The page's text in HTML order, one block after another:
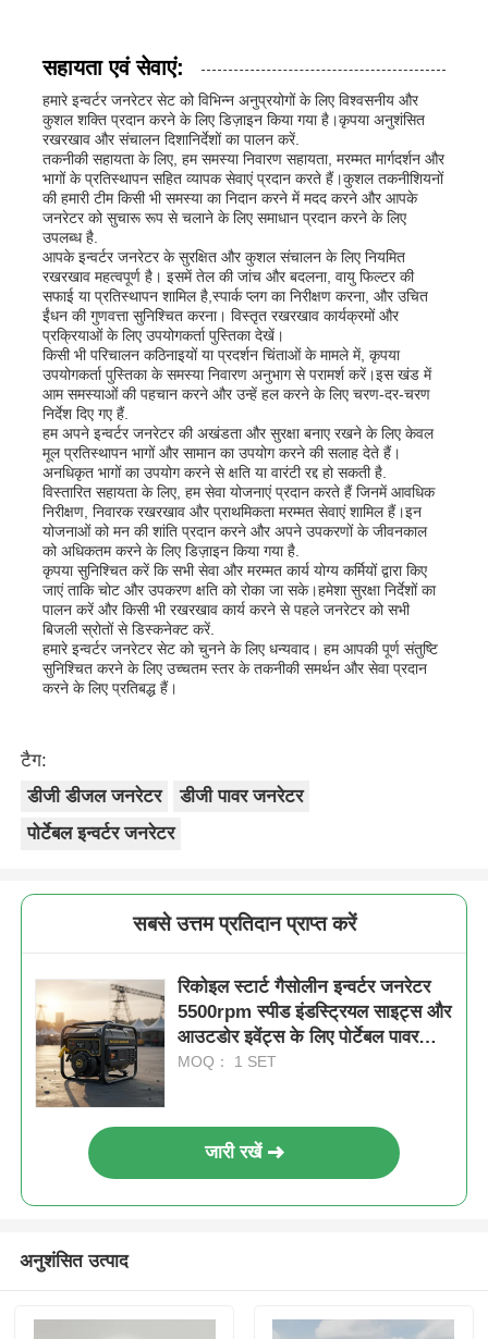
सहायता एवं सेवाएं:
हमारे इन्वर्टर जनरेटर सेट को विभिन्न अनुप्रयोगों के लिए विश्वसनीय और
कुशल शक्ति प्रदान करने के लिए डिज़ाइन किया गया है।कृपया अनुशंसित
रखरखाव और संचालन दिशानिर्देशों का पालन करें.
तकनीकी सहायता के लिए, हम समस्या निवारण सहायता, मरम्मत मार्गदर्शन और
भागों के प्रतिस्थापन सहित व्यापक सेवाएं प्रदान करते हैं।कुशल तकनीशियनों
की हमारी टीम किसी भी समस्या का निदान करने में मदद करने और आपके
जनरेटर को सुचारू रूप से चलाने के लिए समाधान प्रदान करने के लिए
उपलब्ध है.
आपके इन्वर्टर जनरेटर के सुरक्षित और कुशल संचालन के लिए नियमित
रखरखाव महत्वपूर्ण है। इसमें तेल की जांच और बदलना, वायु फिल्टर की
सफाई या प्रतिस्थापन शामिल है,स्पार्क प्लग का निरीक्षण करना, और उचित
ईंधन की गुणवत्ता सुनिश्चित करना। विस्तृत रखरखाव कार्यक्रमों और
प्रक्रियाओं के लिए उपयोगकर्ता पुस्तिका देखें।
किसी भी परिचालन कठिनाइयों या प्रदर्शन चिंताओं के मामले में, कृपया
उपयोगकर्ता पुस्तिका के समस्या निवारण अनुभाग से परामर्श करें।इस खंड में
आम समस्याओं की पहचान करने और उन्हें हल करने के लिए चरण-दर-चरण
निर्देश दिए गए हैं.
हम अपने इन्वर्टर जनरेटर की अखंडता और सुरक्षा बनाए रखने के लिए केवल
मूल प्रतिस्थापन भागों और सामान का उपयोग करने की सलाह देते हैं।
अनधिकृत भागों का उपयोग करने से क्षति या वारंटी रद्द हो सकती है.
विस्तारित सहायता के लिए, हम सेवा योजनाएं प्रदान करते हैं जिनमें आवधिक
निरीक्षण, निवारक रखरखाव और प्राथमिकता मरम्मत सेवाएं शामिल हैं।इन
योजनाओं को मन की शांति प्रदान करने और अपने उपकरणों के जीवनकाल
को अधिकतम करने के लिए डिज़ाइन किया गया है.
कृपया सुनिश्चित करें कि सभी सेवा और मरम्मत कार्य योग्य कर्मियों द्वारा किए
जाएं ताकि चोट और उपकरण क्षति को रोका जा सके।हमेशा सुरक्षा निर्देशों का
पालन करें और किसी भी रखरखाव कार्य करने से पहले जनरेटर को सभी
बिजली स्रोतों से डिस्कनेक्ट करें.
हमारे इन्वर्टर जनरेटर सेट को चुनने के लिए धन्यवाद। हम आपकी पूर्ण संतुष्टि
सुनिश्चित करने के लिए उच्चतम स्तर के तकनीकी समर्थन और सेवा प्रदान
करने के लिए प्रतिबद्ध हैं।
टैग:
डीजी डीजल जनरेटर
डीजी पावर जनरेटर
पोर्टेबल इन्वर्टर जनरेटर
सबसे उत्तम प्रतिदान प्राप्त करें
रिकोइल स्टार्ट गैसोलीन इन्वर्टर जनरेटर
5500rpm स्पीड इंडस्ट्रियल साइट्स और
आउटडोर इवेंट्स के लिए पोर्टेबल पावर
समाधान
MOQ： 1 SET
जारी रखें
अनुशंसित उत्पाद